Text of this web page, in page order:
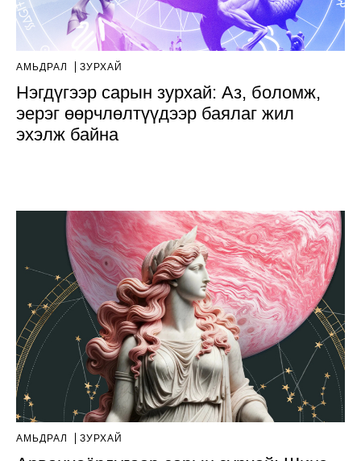
АМЬДРАЛ ЗУРХАЙ
Нэгдүгээр сарын зурхай: Аз, боломж,
эерэг өөрчлөлтүүдээр баялаг жил
эхэлж байна
АМЬДРАЛ ЗУРХАЙ